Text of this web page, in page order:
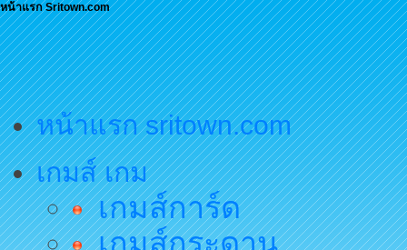
หน้าแรก Sritown.com
หน้าแรก sritown.com
เกมส์ เกม
เกมส์การ์ด
เกมส์กระดาน